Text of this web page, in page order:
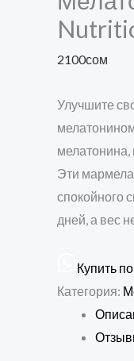
2100сом
Улучшите
мелатонина,
Эти
спокойного
дней, а вес
Купить
Категория: